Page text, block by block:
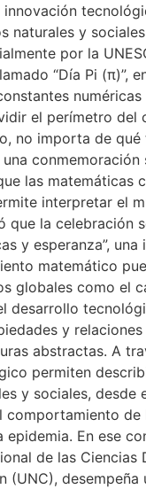
naturales y
por la
“Día Pi (π)”,
el perímetro del
no importa de qué
las matemáticas
interpretar el
que la celebración
y esperanza”,
matemático
globales como el
desarrollo
y
abstractas. A
permiten
y sociales, desde
comportamiento de
epidemia. En ese
de las Ciencias
(UNC),